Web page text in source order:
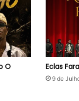
O
Eclas
9 de